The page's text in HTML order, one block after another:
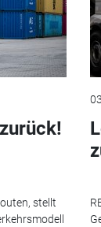
stellt